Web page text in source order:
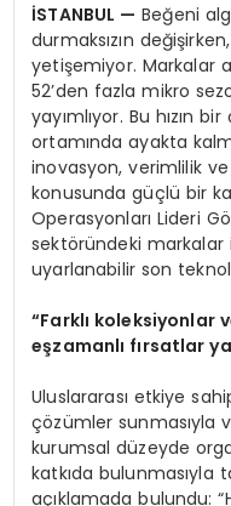
İSTANBUL — Beğeni
durmaksızın
yetişemiyor. Markalar
52’den fazla mikro
yayımlıyor. Bu hızın
ortamında ayakta
inovasyon, verimlilik
konusunda güçlü bir
Operasyonları Lideri
sektöründeki markalar
uyarlanabilir son
“Farklı koleksiyonlar
eşzamanlı fırsatlar
Uluslararası etkiye
çözümler sunmasıyla
kurumsal düzeyde
katkıda bulunmasıyla
açıklamada bulundu: